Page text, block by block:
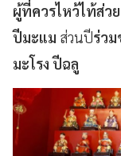
ผู้ที่ควรไหว้ไท้ส่ว
ปีมะแม ส่วนปีร่วม
มะโรง ปีฉลู